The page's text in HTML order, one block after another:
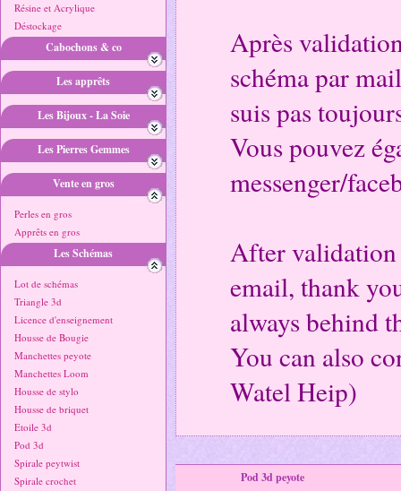
Résine et Acrylique
Déstockage
Cabochons & co
Les apprêts
Les Bijoux - La Soie
Les Pierres Gemmes
Vente en gros
Perles en gros
Apprêts en gros
Les Schémas
Lot de schémas
Triangle 3d
Licence d'enseignement
Housse de Bougie
Manchettes peyote
Manchettes Loom
Housse de stylo
Housse de briquet
Etoile 3d
Pod 3d
Spirale peytwist
Spirale crochet
Après
schéma par
suis pas
Vous pouvez
messenger/
After
email, thank
always behind
You can also
Watel Heip)
Pod 3d peyote